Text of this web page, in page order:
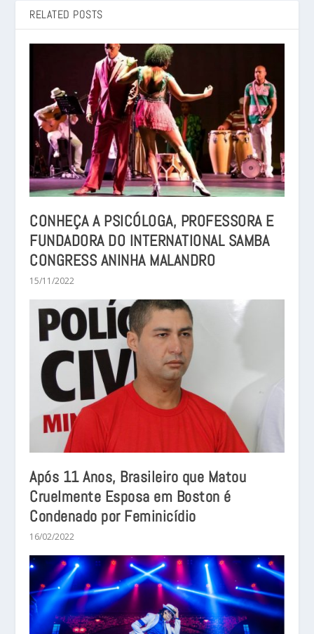
RELATED POSTS
CONHEÇA A PSICÓLOGA, PROFESSORA E
FUNDADORA DO INTERNATIONAL SAMBA
CONGRESS ANINHA MALANDRO
15/11/2022
Após 11 Anos, Brasileiro que Matou
Cruelmente Esposa em Boston é
Condenado por Feminicídio
16/02/2022